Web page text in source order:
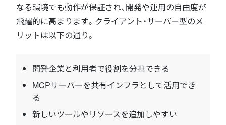
なる環境でも動作が保証され、開発や運用の自由度が
飛躍的に高まります。クライアント・サーバー型のメ
リットは以下の通り。
開発企業と利用者で役割を分担できる
MCPサーバーを共有インフラとして活用でき
る
新しいツールやリソースを追加しやすい